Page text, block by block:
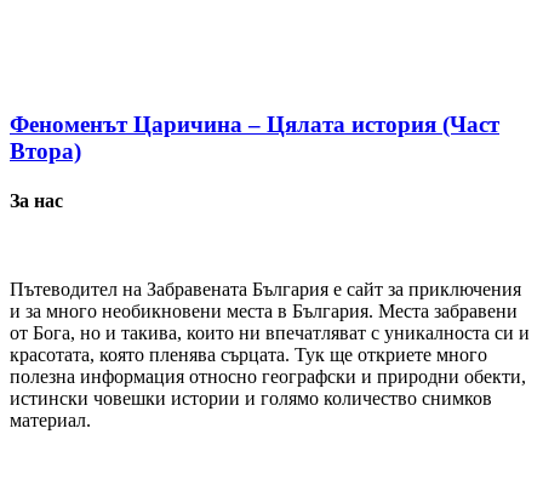
Феноменът Царичина – Цялата история (Част
Втора)
За нас
Пътеводител на Забравената България е сайт за приключения
и за много необикновени места в България. Места забравени
от Бога, но и такива, които ни впечатляват с уникалноста си и
красотата, която пленява сърцата. Тук ще откриете много
полезна информация относно географски и природни обекти,
истински човешки истории и голямо количество снимков
материал.